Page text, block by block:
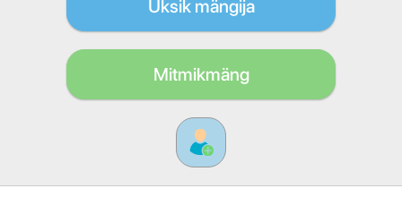
Üksik mängija
Mitmikmäng